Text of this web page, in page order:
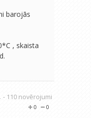
barojās
, skaista
- 110 novērojumi
0
0